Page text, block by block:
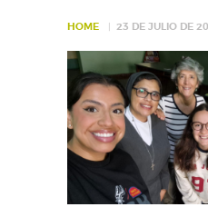
HOME 23 DE JULIO DE